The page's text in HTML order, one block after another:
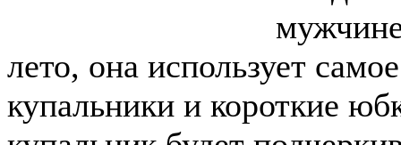
лето, она использует
купальники и короткие